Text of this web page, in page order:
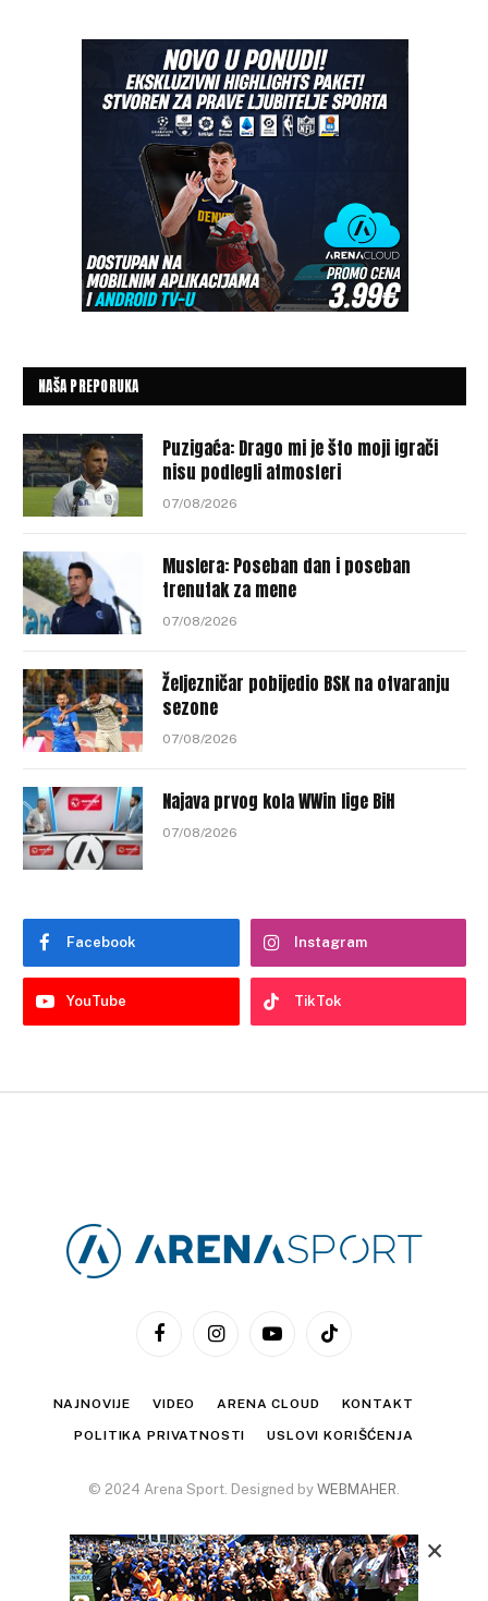
NAŠA PREPORUKA
Puzigaća: Drago mi je što moji igrači
nisu podlegli atmosferi
07/08/2026
Muslera: Poseban dan i poseban
trenutak za mene
07/08/2026
Željezničar pobijedio BSK na otvaranju
sezone
07/08/2026
Najava prvog kola WWin lige BiH
07/08/2026
Facebook Instagram
YouTube TikTok
FacebookInstagramYouTubeTikTok
NAJNOVIJE VIDEO ARENA CLOUD KONTAKT
POLITIKA PRIVATNOSTI USLOVI KORIŠĆENJA
© 2024 Arena Sport. Designed by WEBMAHER.
×